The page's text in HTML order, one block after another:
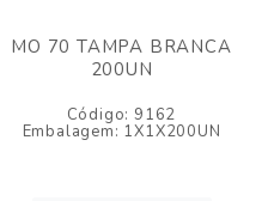
MO 70 TAMPA BRANCA
200UN
Código: 9162
Embalagem: 1X1X200UN